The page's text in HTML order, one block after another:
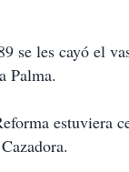
se les cayó el
Palma.
estuviera